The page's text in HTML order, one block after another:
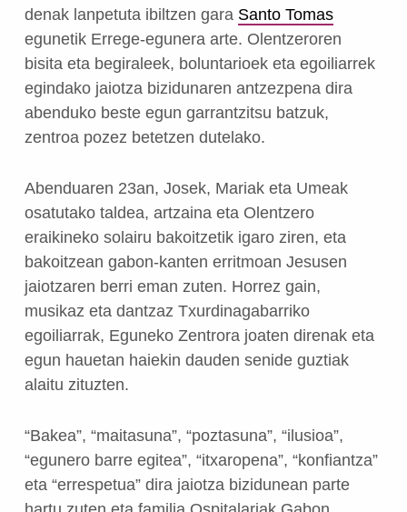
denak lanpetuta ibiltzen gara Santo Tomas
egunetik Errege-egunera arte. Olentzeroren
bisita eta begiraleek, boluntarioek eta egoiliarrek
egindako jaiotza bizidunaren antzezpena dira
abenduko beste egun garrantzitsu batzuk,
zentroa pozez betetzen dutelako.
Abenduaren 23an, Josek, Mariak eta Umeak
osatutako taldea, artzaina eta Olentzero
eraikineko solairu bakoitzetik igaro ziren, eta
bakoitzean gabon-kanten erritmoan Jesusen
jaiotzaren berri eman zuten. Horrez gain,
musikaz eta dantzaz Txurdinagabarriko
egoiliarrak, Eguneko Zentrora joaten direnak eta
egun hauetan haiekin dauden senide guztiak
alaitu zituzten.
“Bakea”, “maitasuna”, “poztasuna”, “ilusioa”,
“egunero barre egitea”, “itxaropena”, “konfiantza”
eta “errespetua” dira jaiotza bizidunean parte